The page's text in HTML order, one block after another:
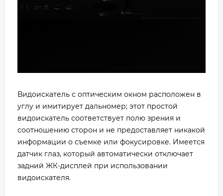
Видоискатель с оптическим окном расположен в
углу и имитирует дальномер; этот простой
видоискатель соответствует полю зрения и
соотношению сторон и не предоставляет никакой
информации о съемке или фокусировке. Имеется
датчик глаз, который автоматически отключает
задний ЖК-дисплей при использовании
видоискателя.